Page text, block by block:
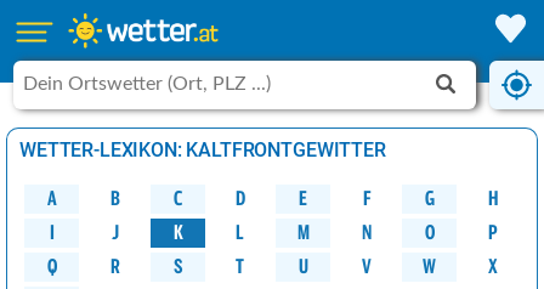
WETTER-LEXIKON: KALTFRONTGEWITTER
A B C D E F G H
J K L M N O
P
Q
R S T U V W X